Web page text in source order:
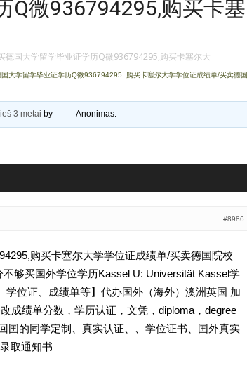
Q微936794295,购买卡塞
德国大学留学毕业证学历Q微936794295,购买卡塞尔大
国大学留学毕业证学历Q微936794295
购买卡塞尔大学学位证成绩单/买卖德国
3 metai by Anonimas.
#8986
购买卡塞尔大学学位证成绩单/买卖德国院校
够买国外学位学历Kassel U: Universität Kassel学
学位证、成绩单等】代办国外（海外）澳洲英国 加
成绩单分数，学历认证，文凭，diploma，degree
囯的同学定制、真实认证、、学位证书、囯外真实
取通知书